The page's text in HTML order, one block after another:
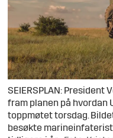
SEIERSPLAN: President
fram planen på hvordan
toppmøtet torsdag.
besøkte